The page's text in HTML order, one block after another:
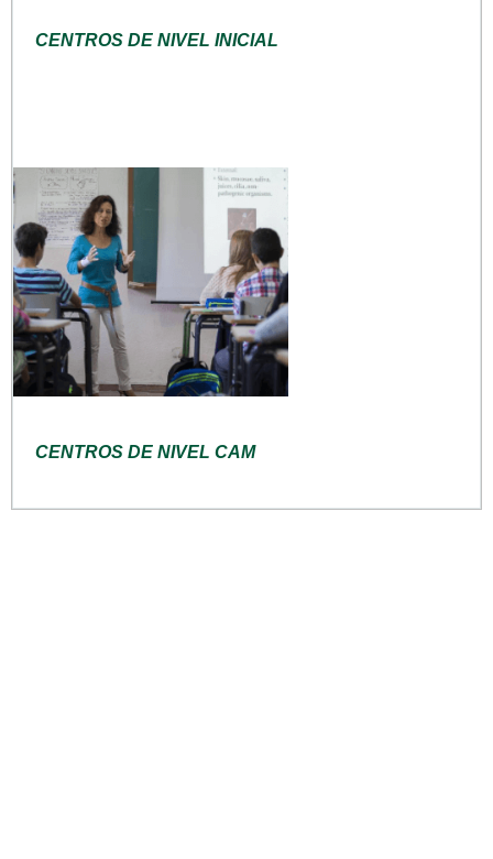
CENTROS DE NIVEL INICIAL
CENTROS DE NIVEL CAM